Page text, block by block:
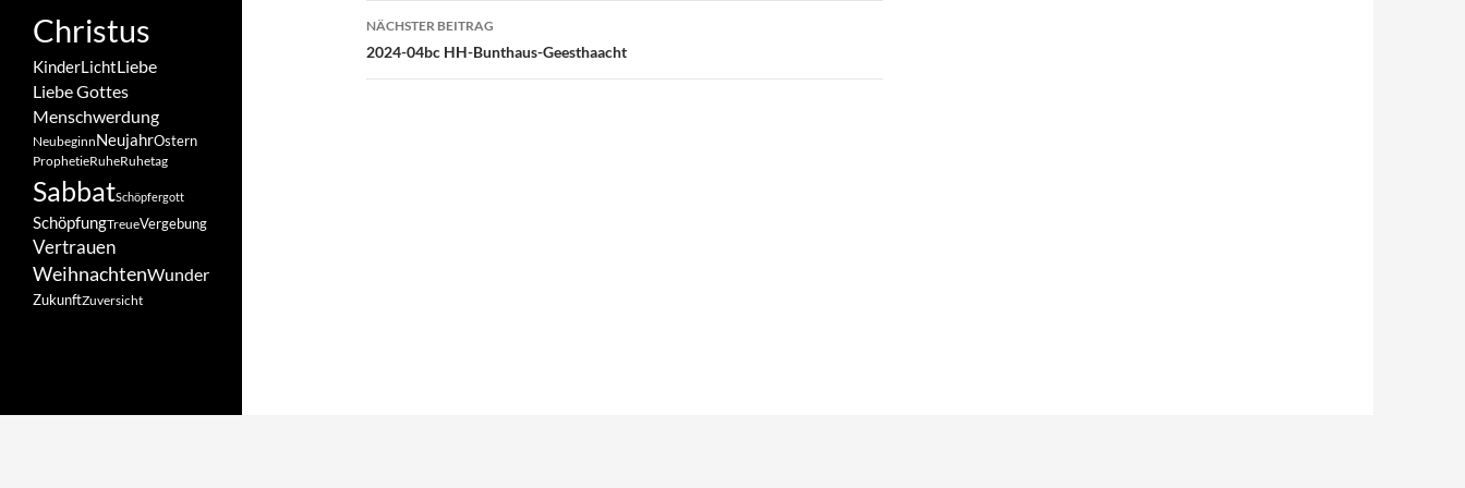
NÄCHSTER BEITRAG
2024-04bc HH-Bunthaus-Geesthaacht
Christus
KinderLichtLiebe
Liebe Gottes
Menschwerdung
NeubeginnNeujahrOstern
ProphetieRuheRuhetag
SabbatSchöpfergott
SchöpfungTreueVergebung
Vertrauen
WeihnachtenWunder
ZukunftZuversicht